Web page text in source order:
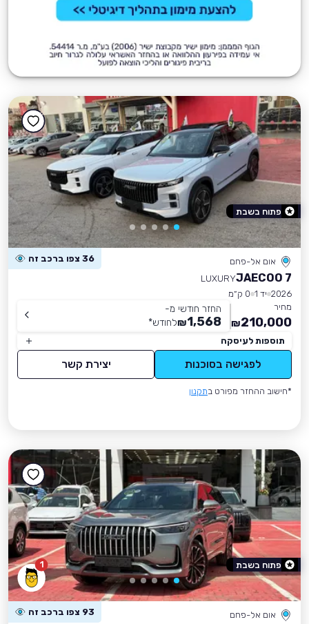
אום אל-פחם 36 צפו ברכב זה
JAECOO 7
LUXURY
2026 יד 1
0 ק״מ
מחיר
210,000
₪
החזר חודשי מ-
1,568
₪לחודש*
תוספות לעיסקה
לפגישה בסוכנות יצירת קשר
*חישוב ההחזר מפורט בתקנון
פתוח בשבת
1
אום אל-פחם 93 צפו ברכב זה
פתוח בשבת